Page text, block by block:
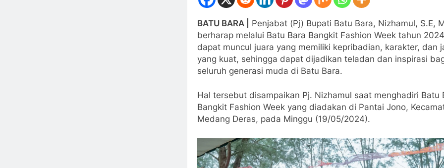
BATU BARA |
Penjabat (Pj) Bupati Batu Bara, Nizhamul, S.E,
berharap melalui Batu Bara Bangkit Fashion Week tahun
dapat muncul juara yang memiliki kepribadian, karakter, dan
yang kuat, sehingga dapat dijadikan teladan dan inspirasi
seluruh generasi muda di Batu Bara.
Hal tersebut disampaikan Pj. Nizhamul saat menghadiri Batu
Bangkit Fashion Week yang diadakan di Pantai Jono,
Medang Deras, pada Minggu (19/05/2024).